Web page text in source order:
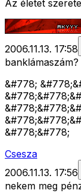
Az életet
2006.11.13. 17:58
banklámaszám?
&#778;
&#778;&#778;
Csesza
2006.11.13. 17:56
nekem meg